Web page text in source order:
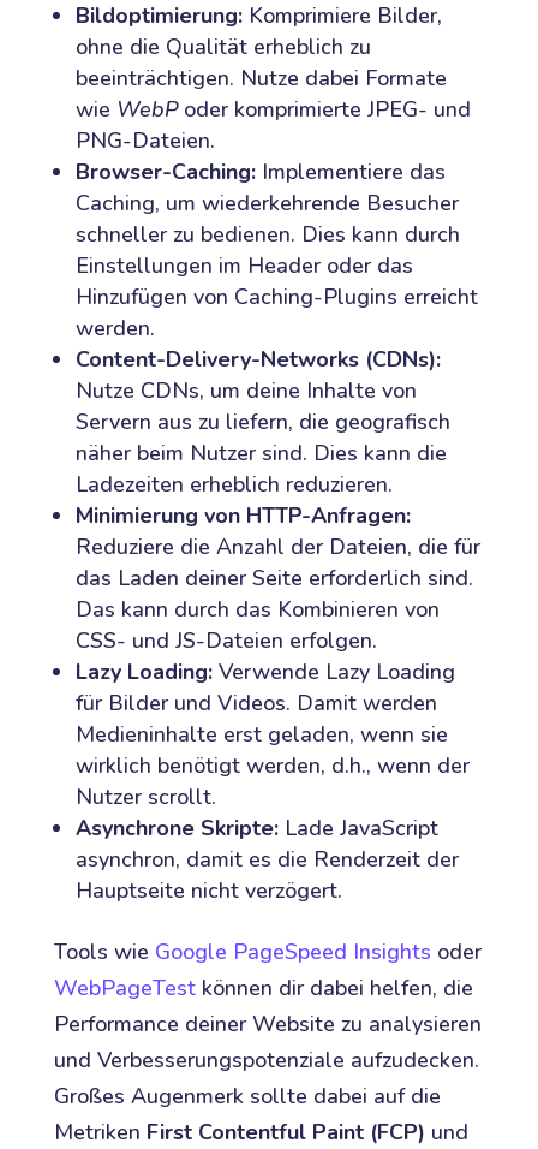
Bildoptimierung:Komprimiere Bilder,
ohne die Qualität erheblich zu
beeinträchtigen. Nutze dabei Formate
wie WebPoder komprimierte JPEG- und
PNG-Dateien.
Browser-Caching:Implementiere das
Caching, um wiederkehrende Besucher
schneller zu bedienen. Dies kann durch
Einstellungen im Header oder das
Hinzufügen von Caching-Plugins erreicht
werden.
Content-Delivery-Networks (CDNs):
Nutze CDNs, um deine Inhalte von
Servern aus zu liefern, die geografisch
näher beim Nutzer sind. Dies kann die
Ladezeiten erheblich reduzieren.
Minimierung von HTTP-Anfragen:
Reduziere die Anzahl der Dateien, die für
das Laden deiner Seite erforderlich sind.
Das kann durch das Kombinieren von
CSS- und JS-Dateien erfolgen.
Lazy Loading:Verwende Lazy Loading
für Bilder und Videos. Damit werden
Medieninhalte erst geladen, wenn sie
wirklich benötigt werden, d.h., wenn der
Nutzer scrollt.
Asynchrone Skripte:Lade JavaScript
asynchron, damit es die Renderzeit der
Hauptseite nicht verzögert.
Tools wie Google PageSpeed Insights oder
WebPageTestkönnen dir dabei helfen, die
Performance deiner Website zu analysieren
und Verbesserungspotenziale aufzudecken.
Großes Augenmerk sollte dabei auf die
Metriken First Contentful Paint (FCP) und